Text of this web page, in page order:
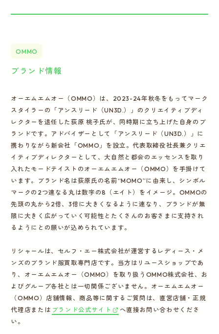
OMMO
ブランド情報
オーエムエムオー（OMMO）は、2023-24年秋冬をもってマーク
スタイラーの「アンスリード（UN3D.）」のクリエイティブディ
レクターを退任した荻原 桃子氏が、同時期に立ち上げた自身のブ
ランドです。アドバイザーとして「アンスリード（UN3D.）」に
携わりながら新会社「OMMO」を設立。代表取締役社長兼クリエ
イティブディレクターとして、大自然と都会のエッセンスを取り
入れたモードテイストのオーエムエムオー（OMMO）を手掛けて
います。ブランド名は荻原氏の名前“MOMO”に由来し、シンボル
マークの2つ連なる丸は数字の8（エイト）をイメージ。OMMOの
先頭の丸から2倍、3倍に大きくなるように連なり、ブランドが無
限に大きく広がっていく可能性とたくさんのお客さまに支持され
るようにとの願いが込められています。
リシャールは、セルフ・エー株式会社が運営するレディース・メ
ンズのブランド服買取専門店です。当方はリユースショップであ
り、オーエムエムオー（OMMO）を取り扱うOMMO株式会社、お
よびグループ各社とは一切関係ございません。オーエムエムオー
（OMMO）店舗情報、商品等に関するご質問は、直営店舗・正規
代理店または ブランド公式サイト
へ直接お問い合わせくださ
い。